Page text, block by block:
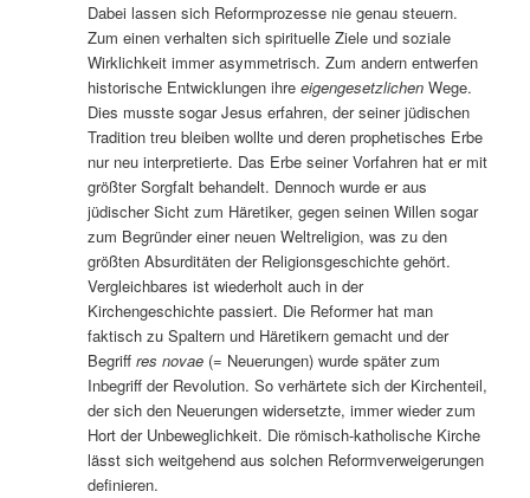
Dabei lassen sich Reformprozesse nie genau steuern.
Zum einen verhalten sich spirituelle Ziele und soziale
Wirklichkeit immer asymmetrisch. Zum andern entwerfen
historische Entwicklungen ihreeigengesetzlichen Wege.
Dies musste sogar Jesus erfahren, der seiner jüdischen
Tradition treu bleiben wollte und deren prophetisches Erbe
nur neu interpretierte. Das Erbe seiner Vorfahren hat er mit
größter Sorgfalt behandelt. Dennoch wurde er aus
jüdischer Sicht zum Häretiker, gegen seinen Willen sogar
zum Begründer einer neuen Weltreligion, was zu den
größten Absurditäten der Religionsgeschichte gehört.
Vergleichbares ist wiederholt auch in der
Kirchengeschichte passiert. Die Reformer hat man
faktisch zu Spaltern und Häretikern gemacht und der
Begriffres novae (= Neuerungen) wurde später zum
Inbegriff der Revolution. So verhärtete sich der Kirchenteil,
der sich den Neuerungen widersetzte, immer wieder zum
Hort der Unbeweglichkeit. Die römisch-katholische Kirche
lässt sich weitgehend aus solchen Reformverweigerungen
definieren.